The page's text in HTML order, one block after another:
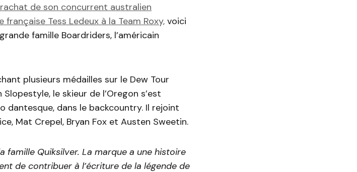
de son concurrent australien
Tess Ledeux à la Team Roxy, voici
famille Boardriders, l’américain
plusieurs médailles sur le Dew Tour
Slopestyle, le skieur de l’Oregon s’est
dantesque, dans le backcountry. Il rejoint
Mat Crepel, Bryan Fox et Austen Sweetin.
famille Quiksilver. La marque a une histoire
de contribuer à l’écriture de la légende de